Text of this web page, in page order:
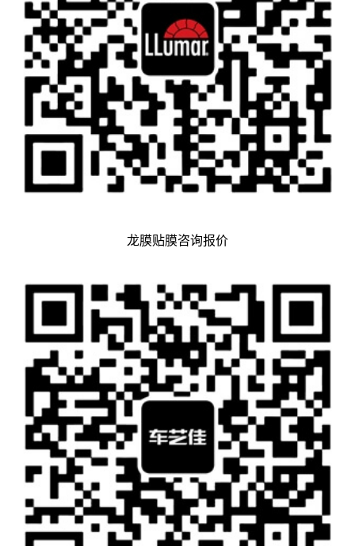
龙膜贴膜咨询报价